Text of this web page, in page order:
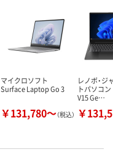
マイクロソフト
Surface Laptop Go 3
￥131,780～（税込）
レノボ・ジ
トパソコ
V15 Ge…
￥